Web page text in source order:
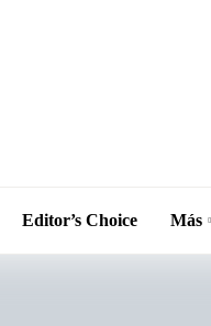
Editor’s Choice Más